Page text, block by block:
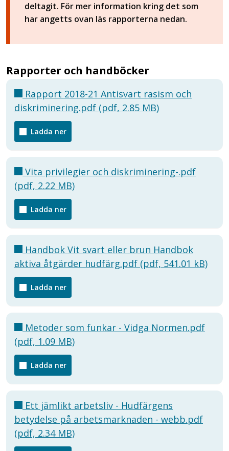
deltagit. För mer information kring det som
har angetts ovan läs rapporterna nedan.
Rapporter och handböcker
Rapport 2018-21 Antisvart rasism och
diskriminering.pdf (pdf, 2.85 MB)
Ladda ner
Vita privilegier och diskriminering-.pdf
(pdf, 2.22 MB)
Ladda ner
Handbok Vit svart eller brun Handbok
aktiva åtgärder hudfärg.pdf (pdf, 541.01 kB)
Ladda ner
Metoder som funkar - Vidga Normen.pdf
(pdf, 1.09 MB)
Ladda ner
Ett jämlikt arbetsliv - Hudfärgens
betydelse på arbetsmarknaden - webb.pdf
(pdf, 2.34 MB)